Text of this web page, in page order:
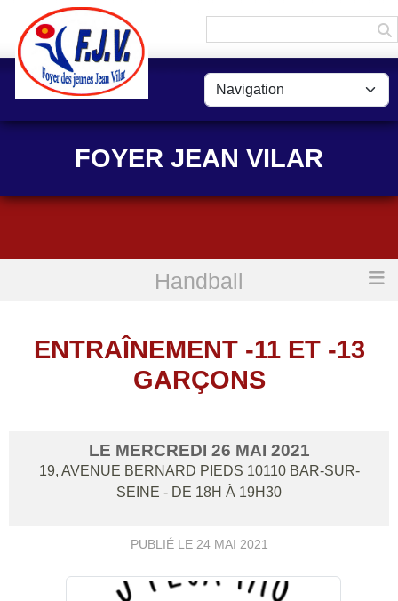
FOYER JEAN VILAR
Handball
Entraînement -11 et -13 garçons
ENTRAÎNEMENT -11 ET -13
GARÇONS
LE MERCREDI 26 MAI 2021
19, AVENUE BERNARD PIEDS 10110 BAR-SUR-
SEINE - DE 18H À 19H30
PUBLIÉ LE 24 MAI 2021
Panneau de gestion des cookies